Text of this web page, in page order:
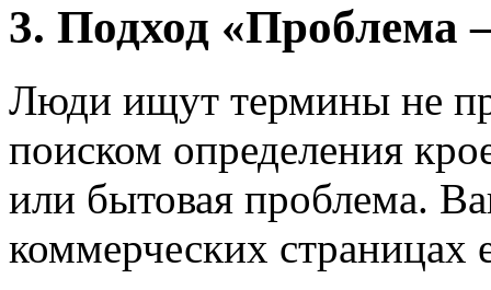
3. Подход «Проблема
Люди ищут термины не
поиском определения
или бытовая проблема.
коммерческих страницах